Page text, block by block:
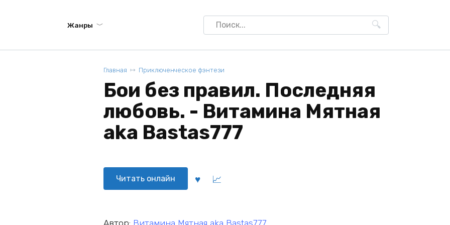
Жанры
Search
for:
Главная Приключенческое фэнтези
Бои без правил. Последняя
любовь. - Витамина Мятная
aka Bastas777
Читать онлайн
Автор: Витамина Мятная aka Bastas777